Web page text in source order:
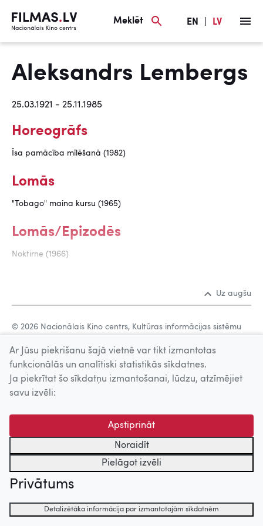
Meklēt EN LV
Aleksandrs Lembergs
25.03.1921 - 25.11.1985
Horeogrāfs
Īsa pamācība mīlēšanā (1982)
Lomās
"Tobago" maina kursu (1965)
Lomās/Epizodēs
Noktirne (1966)
Uz augšu
© 2026 Nacionālais Kino centrs, Kultūras informācijas sistēmu
kinofotofonodokumentu arhīvs.
Ar Jūsu piekrišanu šajā vietnē var tikt izmantotas
funkcionālās un analītiski statistikās sīkdatnes.
Ja piekrītat šo sīkdatņu izmantošanai, lūdzu, atzīmējiet
savu izvēli:
Apstiprināt
Noraidīt
Pielāgot izvēli
Privātums
Detalizētāka informācija par izmantotajām sīkdatnēm